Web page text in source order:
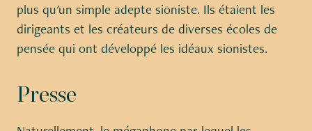
plus qu'un simple adepte sioniste. Ils étaient les
dirigeants et les créateurs de diverses écoles de
pensée qui ont développé les idéaux sionistes.
Presse